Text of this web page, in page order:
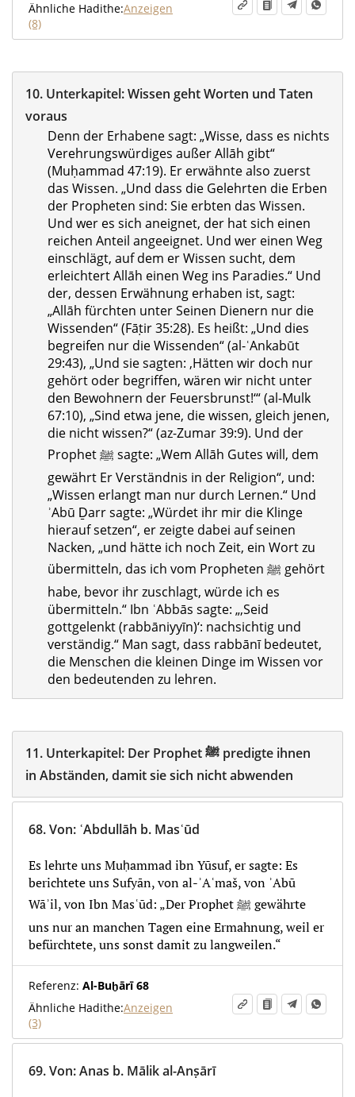
Ähnliche Hadithe:Anzeigen
(8)
10. Unterkapitel:Wissen geht Worten und Taten
voraus
Denn der Erhabene sagt: „Wisse, dass es nichts
Verehrungswürdiges außer Allāh gibt“
(Muḥammad 47:19). Er erwähnte also zuerst
das Wissen. „Und dass die Gelehrten die Erben
der Propheten sind: Sie erbten das Wissen.
Und wer es sich aneignet, der hat sich einen
reichen Anteil angeeignet. Und wer einen Weg
einschlägt, auf dem er Wissen sucht, dem
erleichtert Allāh einen Weg ins Paradies.“ Und
der, dessen Erwähnung erhaben ist, sagt:
„Allāh fürchten unter Seinen Dienern nur die
Wissenden“ (Fāṭir 35:28). Es heißt: „Und dies
begreifen nur die Wissenden“ (al-ʿAnkabūt
29:43), „Und sie sagten: ‚Hätten wir doch nur
gehört oder begriffen, wären wir nicht unter
den Bewohnern der Feuersbrunst!‘“ (al-Mulk
67:10), „Sind etwa jene, die wissen, gleich jenen,
die nicht wissen?“ (az-Zumar 39:9). Und der
Prophet ﷺ sagte: „Wem Allāh Gutes will, dem
gewährt Er Verständnis in der Religion“, und:
„Wissen erlangt man nur durch Lernen.“ Und
ʾAbū Ḏarr sagte: „Würdet ihr mir die Klinge
hierauf setzen“, er zeigte dabei auf seinen
Nacken, „und hätte ich noch Zeit, ein Wort zu
übermitteln, das ich vom Propheten ﷺ gehört
habe, bevor ihr zuschlagt, würde ich es
übermitteln.“ Ibn ʿAbbās sagte: „‚Seid
gottgelenkt (rabbāniyyīn)‘: nachsichtig und
verständig.“ Man sagt, dass rabbānī bedeutet,
die Menschen die kleinen Dinge im Wissen vor
den bedeutenden zu lehren.
11. Unterkapitel: Der Prophet ‎ﷺ predigte ihnen
in Abständen, damit sie sich nicht abwenden
68.Von: ʿAbdullāh b. Masʿūd
Es lehrte uns Muḥammad ibn Yūsuf, er sagte: Es
berichtete uns Sufyān, von al-ʾAʿmaš, von ʾAbū
Wāʾil, von Ibn Masʿūd: „Der Prophet ﷺ gewährte
uns nur an manchen Tagen eine Ermahnung, weil er
befürchtete, uns sonst damit zu langweilen.“
Referenz: Al-Buḫārī 68
Ähnliche Hadithe:Anzeigen
(3)
69.Von:Anas b. Mālik al-Anṣārī